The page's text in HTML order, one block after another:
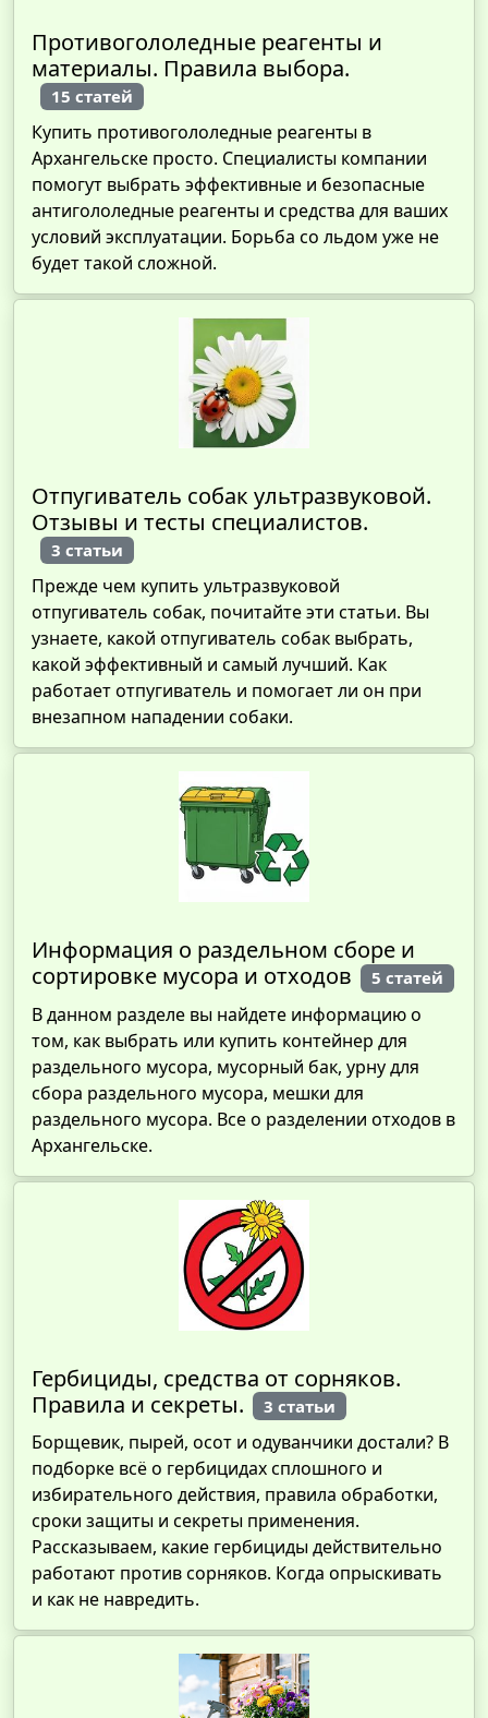
Противогололедные реагенты и
материалы. Правила выбора.
15 статей
Купить противогололедные реагенты в
Архангельске просто. Специалисты компании
помогут выбрать эффективные и безопасные
антигололедные реагенты и средства для ваших
условий эксплуатации. Борьба со льдом уже не
будет такой сложной.
Отпугиватель собак ультразвуковой.
Отзывы и тесты специалистов.
3 статьи
Прежде чем купить ультразвуковой
отпугиватель собак, почитайте эти статьи. Вы
узнаете, какой отпугиватель собак выбрать,
какой эффективный и самый лучший. Как
работает отпугиватель и помогает ли он при
внезапном нападении собаки.
Информация о раздельном сборе и
сортировке мусора и отходов
5 статей
В данном разделе вы найдете информацию о
том, как выбрать или купить контейнер для
раздельного мусора, мусорный бак, урну для
сбора раздельного мусора, мешки для
раздельного мусора. Все о разделении отходов в
Архангельске.
Гербициды, средства от сорняков.
Правила и секреты.
3 статьи
Борщевик, пырей, осот и одуванчики достали? В
подборке всё о гербицидах сплошного и
избирательного действия, правила обработки,
сроки защиты и секреты применения.
Рассказываем, какие гербициды действительно
работают против сорняков. Когда опрыскивать
и как не навредить.